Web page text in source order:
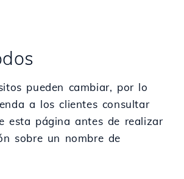
pueden cambiar, por lo
a los clientes consultar
esta página antes de realizar
sobre un nombre de